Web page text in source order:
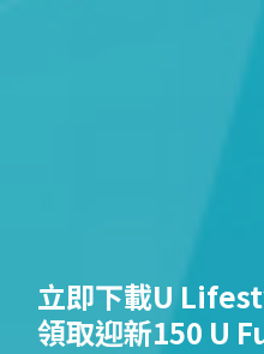
立即下載U
領取迎新150 U